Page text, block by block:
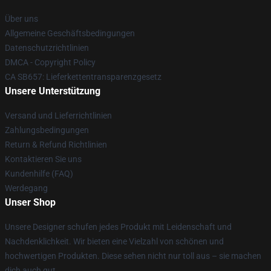
Über uns
Allgemeine Geschäftsbedingungen
Datenschutzrichtlinien
DMCA - Copyright Policy
CA SB657: Lieferkettentransparenzgesetz
Unsere Unterstützung
Versand und Lieferrichtlinien
Zahlungsbedingungen
Return & Refund Richtlinien
Kontaktieren Sie uns
Kundenhilfe (FAQ)
Werdegang
Unser Shop
Unsere Designer schufen jedes Produkt mit Leidenschaft und
Nachdenklichkeit. Wir bieten eine Vielzahl von schönen und
hochwertigen Produkten. Diese sehen nicht nur toll aus – sie machen